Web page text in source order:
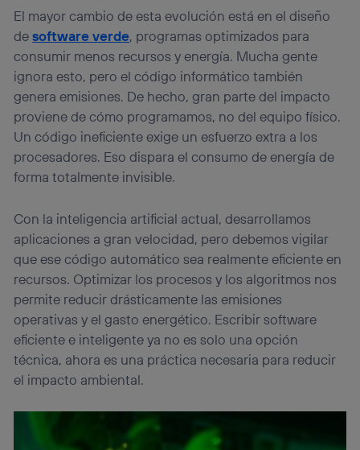
El mayor cambio de esta evolución está en el diseño
desoftware verde, programas optimizados para
consumir menos recursos y energía. Mucha gente
ignora esto, pero el código informático también
genera emisiones. De hecho, gran parte del impacto
proviene de cómo programamos, no del equipo físico.
Un código ineficiente exige un esfuerzo extra a los
procesadores. Eso dispara el consumo de energía de
forma totalmente invisible.
Con la inteligencia artificial actual, desarrollamos
aplicaciones a gran velocidad, pero debemos vigilar
que ese código automático sea realmente eficiente en
recursos. Optimizar los procesos y los algoritmos nos
permite reducir drásticamente las emisiones
operativas y el gasto energético. Escribir software
eficiente e inteligente ya no es solo una opción
técnica, ahora es una práctica necesaria para reducir
el impacto ambiental.
(“consenthub”) . Para más información, consulta
la política de privacidad de Utiq.